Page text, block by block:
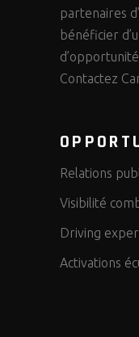
partenaires
bénéficier
Contactez
Relations
Visibilité
Driving
Activations